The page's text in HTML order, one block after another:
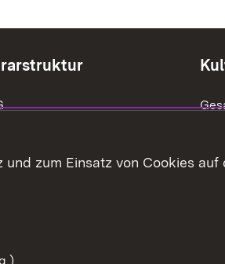
im Außenbereich
zum Einsatz von Cookies